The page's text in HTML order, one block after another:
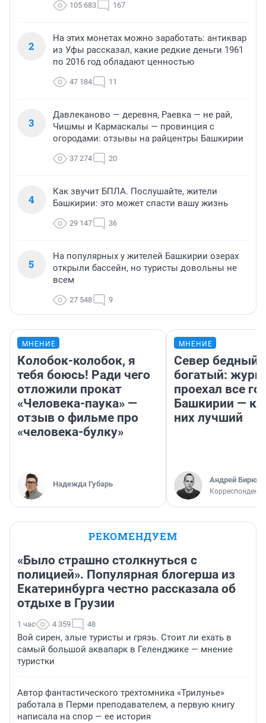
105 683 167
2
На этих монетах можно заработать: антиквар
из Уфы рассказал, какие редкие деньги 1961
по 2016 год обладают ценностью
47 184 11
3
Давлеканово — деревня, Раевка — не рай,
Чишмы и Кармаскалы — провинция с
огородами: отзывы на райцентры Башкирии
37 274 20
4
Как звучит БПЛА. Послушайте, жители
Башкирии: это может спасти вашу жизнь
29 147 36
5
На популярных у жителей Башкирии озерах
открыли бассейн, но туристы довольны не
всем
27 548 9
МНЕНИЕ
Колобок-колобок, я
тебя боюсь! Ради чего
отложили прокат
«Человека-паука» —
отзыв о фильме про
«человека-булку»
Надежда Губарь
МНЕНИЕ
Север бедный,
богатый:
проехал все
Башкирии —
них лучший
Андрей
Корреспондент
РЕКОМЕНДУЕМ
«Было страшно столкнуться с
полицией». Популярная блогерша из
Екатеринбурга честно рассказала об
отдыхе в Грузии
1 час 4 359 48
Вой сирен, злые туристы и грязь. Стоит ли ехать в
самый большой аквапарк в Геленджике — мнение
туристки
Автор фантастического трехтомника «Трилунье»
работала в Перми преподавателем, а первую книгу
написала на спор — ее история